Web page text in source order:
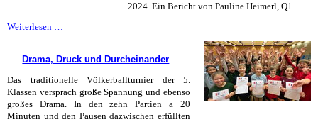
2024. Ein Bericht von Pauline Heimerl, Q1...
Weiterlesen …
Trompeten
Drama, Druck und Durcheinander
Das traditionelle Völkerballturnier der 5.
Klassen versprach große Spannung und ebenso
großes Drama. In den zehn Partien a 20
Minuten und den Pausen dazwischen erfüllten